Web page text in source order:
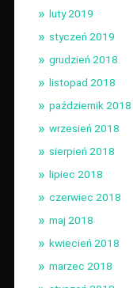
luty 2019
styczeń 2019
grudzień 2018
listopad 2018
październik 2018
wrzesień 2018
sierpień 2018
lipiec 2018
czerwiec 2018
maj 2018
kwiecień 2018
marzec 2018